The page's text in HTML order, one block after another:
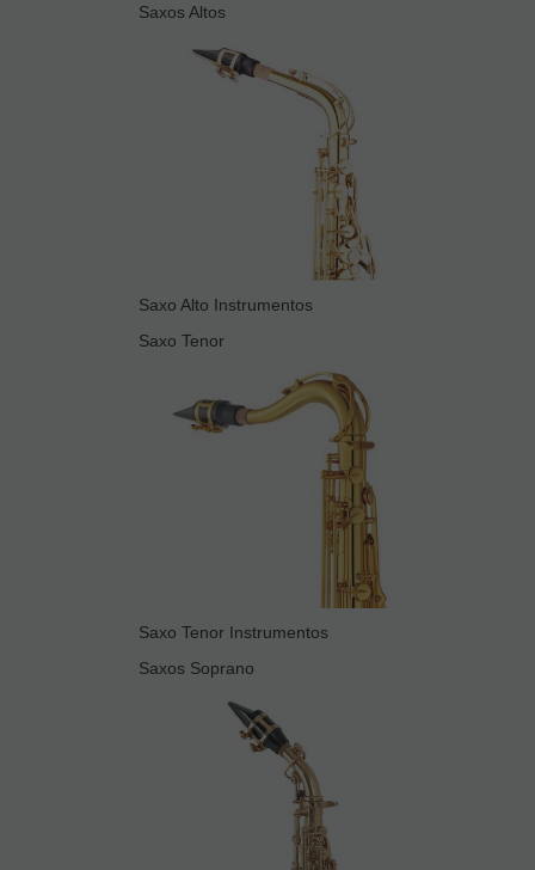
Saxos Altos
Saxo Alto Instrumentos
Saxo Tenor
Saxo Tenor Instrumentos
Saxos Soprano